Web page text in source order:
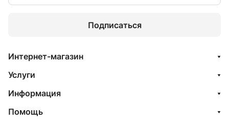
Подписаться
Интернет-магазин
Услуги
Информация
Помощь